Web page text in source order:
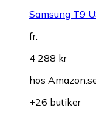
Samsung T9
fr.
4 288 kr
hos
+26 butiker